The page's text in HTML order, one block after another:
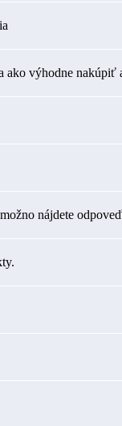
ako výhodne nakúpiť
nájdete odpoveď